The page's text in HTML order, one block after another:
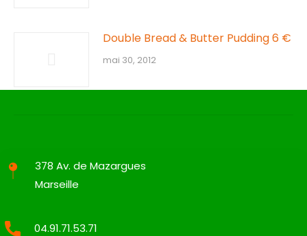
Double Bread & Butter Pudding 6 €
mai 30, 2012
378 Av. de Mazargues
Marseille
04.91.71.53.71